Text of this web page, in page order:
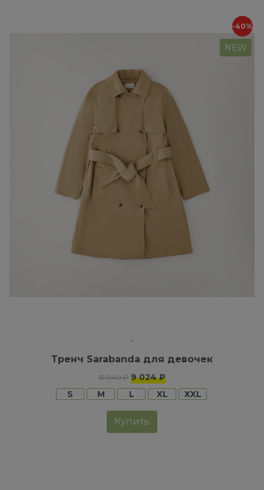
-40%
NEW
Тренч Sarabanda для девочек
15 040 ₽ 9 024 ₽
S
M L XL XXL
Купить